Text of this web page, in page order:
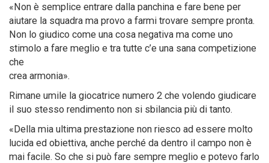
«Non è semplice entrare dalla panchina e fare bene per
aiutare la squadra ma provo a farmi trovare sempre pronta.
Non lo giudico come una cosa negativa ma come uno
stimolo a fare meglio e tra tutte c’e una sana competizione
che
crea armonia».
Rimane umile la giocatrice numero 2 che volendo giudicare
il suo stesso rendimento non si sbilancia più di tanto.
«Della mia ultima prestazione non riesco ad essere molto
lucida ed obiettiva, anche perché da dentro il campo non è
mai facile. So che si può fare sempre meglio e potevo farlo